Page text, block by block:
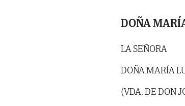
DOÑA
LA SEÑORA
DOÑA MARÍA
(VDA. DE DON